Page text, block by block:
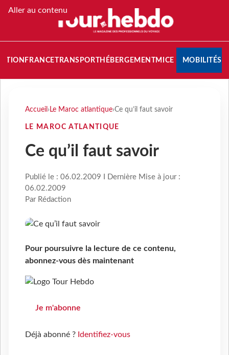
Aller au contenu
FRANCETRANSPORT HÉBERGEMENTMICE MOBILITÉS
Accueil › Le Maroc atlantique›Ce qu’il faut savoir
LE MAROC ATLANTIQUE
Ce qu’il faut savoir
Publié le : 06.02.2009 I Dernière Mise à jour :
06.02.2009
Par Rédaction
Pour poursuivre la lecture de ce contenu,
abonnez-vous dès maintenant
Je m'abonne
Déjà abonné ? Identifiez-vous